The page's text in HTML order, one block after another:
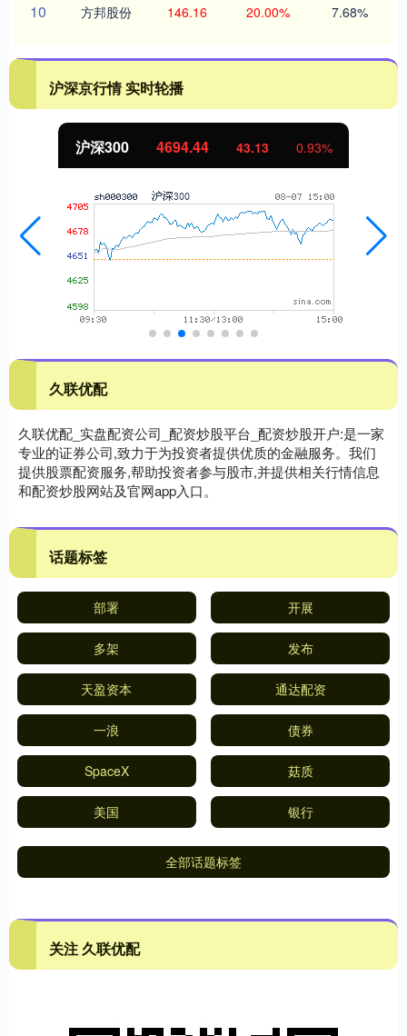
10 方邦股份 146.16 20.00% 7.68%
沪深京行情 实时轮播
沪深300 4694.44 43.13 0.93%
久联优配
久联优配_实盘配资公司_配资炒股平台_配资炒股开户:是一家
专业的证券公司,致力于为投资者提供优质的金融服务。我们
提供股票配资服务,帮助投资者参与股市,并提供相关行情信息
和配资炒股网站及官网app入口。
话题标签
部署 开展
多架 发布
天盈资本 通达配资
一浪 债券
SpaceX 菇质
美国 银行
全部话题标签
关注 久联优配